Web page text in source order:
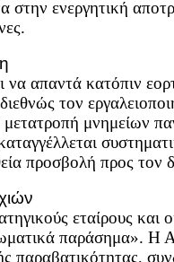
στην ενεργητική
απαντά κατόπιν
τον
μετατροπή μνημείων
προσβολή προς τον
εταίρους και
παράσημα». Η
παραβατικότητας,